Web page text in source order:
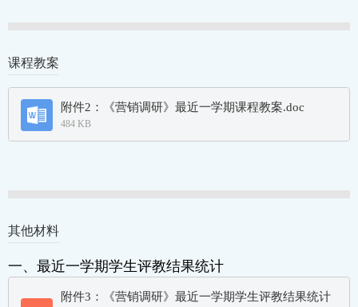
课程教案
其他材料
一、最近一学期学生评教结果统计